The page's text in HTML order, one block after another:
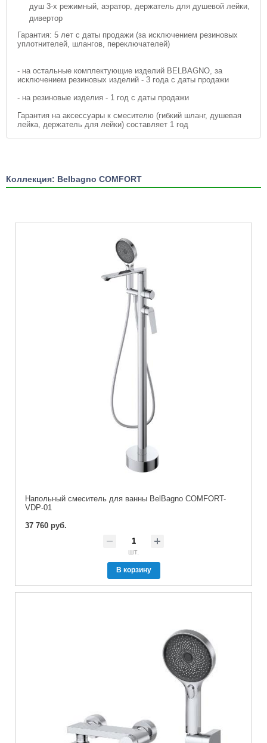
душ 3-х режимный, аэратор, держатель для душевой лейки,
дивертор
Гарантия: 5 лет с даты продажи (за исключением резиновых
уплотнителей, шлангов, переключателей)
- на остальные комплектующие изделий BELBAGNO, за
исключением резиновых изделий - 3 года с даты продажи
- на резиновые изделия - 1 год с даты продажи
Гарантия на аксессуары к смесителю (гибкий шланг, душевая
лейка, держатель для лейки) составляет 1 год
Коллекция: Belbagno COMFORT
Напольный смеситель для ванны BelBagno COMFORT-
VDP-01
37 760 руб.
шт.
В корзину